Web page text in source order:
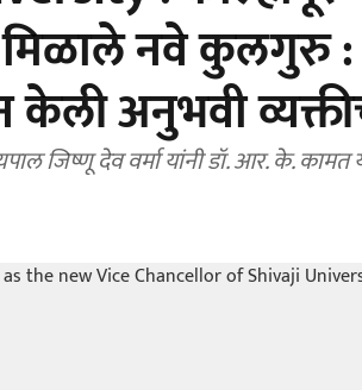
मिळाले नवे कुलगुरु :
केली अनुभवी
जिष्णू देव वर्मा यांनी डॉ. आर. के. कामत